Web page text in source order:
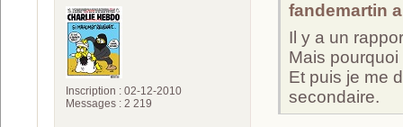
Inscription : 02-12-2010
Messages : 2 219
fandemartin
Il y a un
Mais
Et puis je me
secondaire.